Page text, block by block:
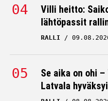
lähtöpassit
RALLI
Se aika on ohi
Latvala
RALLI 08.08.2026